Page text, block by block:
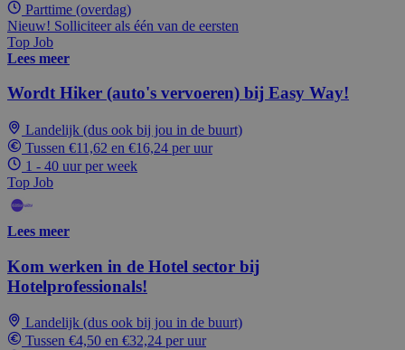
Parttime (overdag)
Nieuw! Solliciteer als één van de eersten
Top Job
Lees meer
Wordt Hiker (auto's vervoeren) bij Easy Way!
Landelijk (dus ook bij jou in de buurt)
Tussen €11,62 en €16,24 per uur
1 - 40 uur per week
Top Job
Lees meer
Kom werken in de Hotel sector bij
Hotelprofessionals!
Landelijk (dus ook bij jou in de buurt)
Tussen €4,50 en €32,24 per uur